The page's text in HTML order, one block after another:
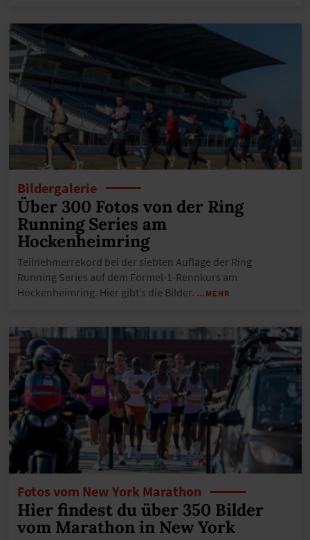
Bildergalerie
Über 300 Fotos von der Ring
Running Series am
Hockenheimring
Teilnehmerrekord bei der siebten Auflage der Ring
Running Series auf dem Formel-1-Rennkurs am
Hockenheimring. Hier gibt’s die Bilder. …MEHR
Fotos vom New York Marathon
Hier findest du über 350 Bilder
vom Marathon in New York